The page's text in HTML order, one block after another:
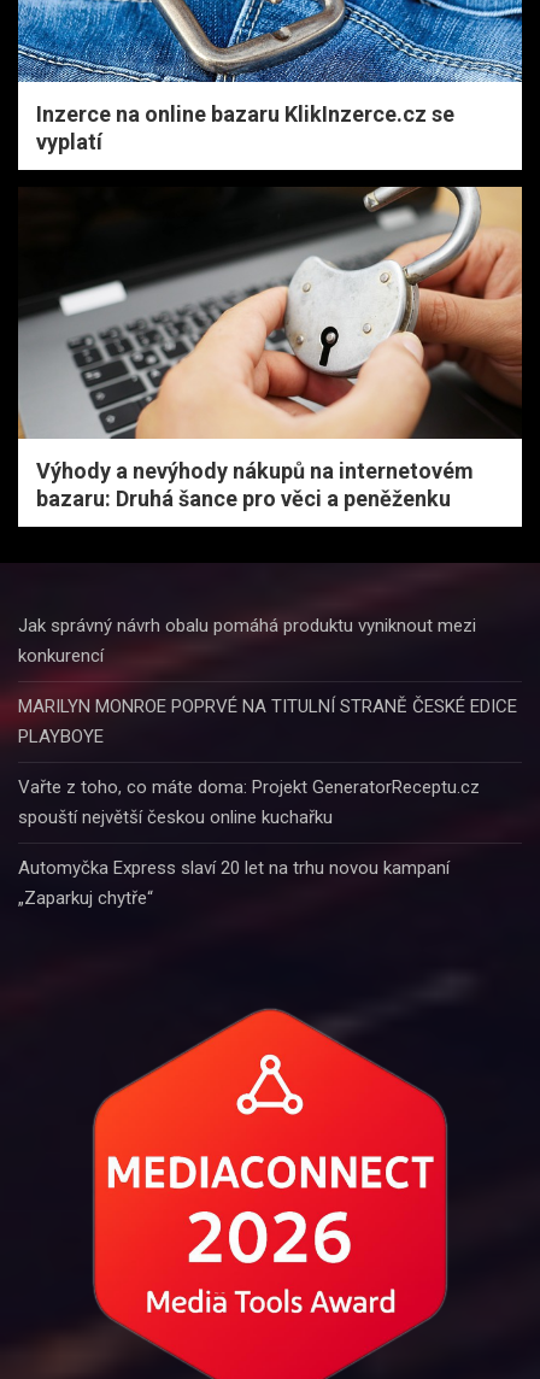
Inzerce na online bazaru KlikInzerce.cz se
vyplatí
Výhody a nevýhody nákupů na internetovém
bazaru: Druhá šance pro věci a peněženku
Jak správný návrh obalu pomáhá produktu vyniknout mezi
konkurencí
MARILYN MONROE POPRVÉ NA TITULNÍ STRANĚ ČESKÉ EDICE
PLAYBOYE
Vařte z toho, co máte doma: Projekt GeneratorReceptu.cz
spouští největší českou online kuchařku
Automyčka Express slaví 20 let na trhu novou kampaní
„Zaparkuj chytře“